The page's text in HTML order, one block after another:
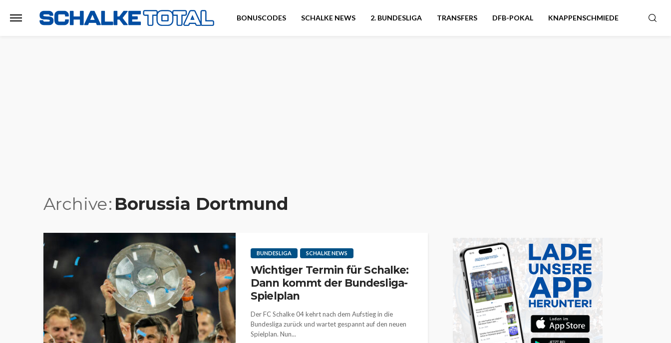
BONUSCODES SCHALKE NEWS 2. BUNDESLIGA TRANSFERS DFB-POKAL KNAPPENSCHMIEDE
Archive Borussia Dortmund
BUNDESLIGA SCHALKE NEWS
Wichtiger Termin für Schalke:
Dann kommt der Bundesliga-
Spielplan
Der FC Schalke 04 kehrt nach dem Aufstieg in die
Bundesliga zurück und wartet gespannt auf den neuen
Spielplan. Nun...